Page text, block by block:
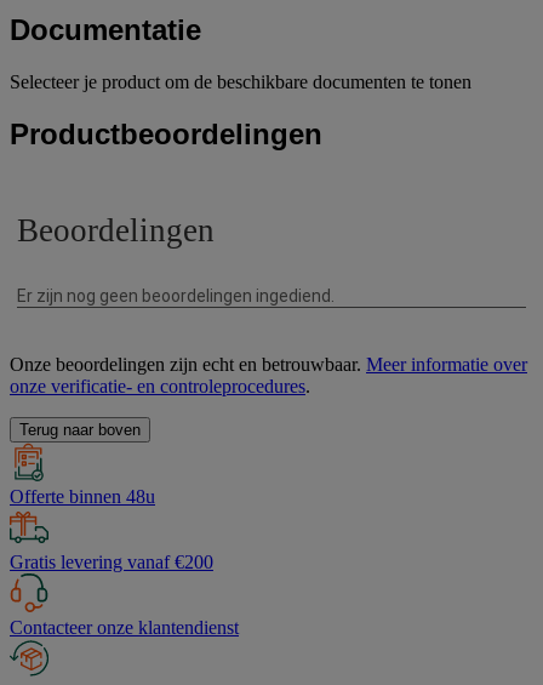
Documentatie
Selecteer je product om de beschikbare documenten te tonen
Productbeoordelingen
Onze beoordelingen zijn echt en betrouwbaar. Meer informatie over
onze verificatie- en controleprocedures.
Terug naar boven
Offerte binnen 48u
Gratis levering vanaf €200
Contacteer onze klantendienst